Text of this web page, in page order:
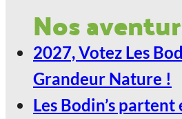
Nature !
29
Jan
Nos
2027, Votez Les
Grandeur Nature !
Les Bodin’s